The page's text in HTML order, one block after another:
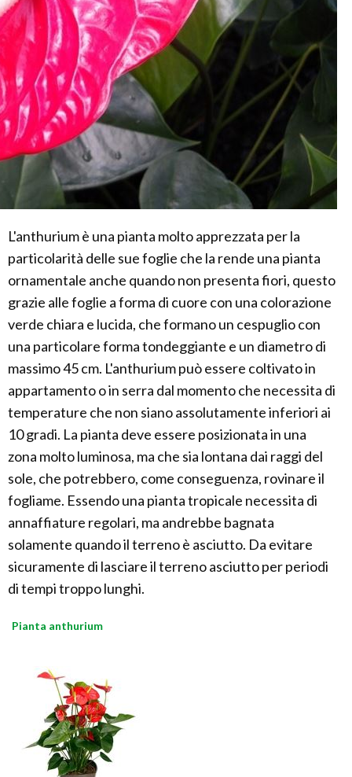
L'anthurium è una pianta molto apprezzata per la
particolarità delle sue foglie che la rende una pianta
ornamentale anche quando non presenta fiori, questo
grazie alle foglie a forma di cuore con una colorazione
verde chiara e lucida, che formano un cespuglio con
una particolare forma tondeggiante e un diametro di
massimo 45 cm. L'anthurium può essere coltivato in
appartamento o in serra dal momento che necessita di
temperature che non siano assolutamente inferiori ai
10 gradi. La pianta deve essere posizionata in una
zona molto luminosa, ma che sia lontana dai raggi del
sole, che potrebbero, come conseguenza, rovinare il
fogliame. Essendo una pianta tropicale necessita di
annaffiature regolari, ma andrebbe bagnata
solamente quando il terreno è asciutto. Da evitare
sicuramente di lasciare il terreno asciutto per periodi
di tempi troppo lunghi.
Pianta anthurium